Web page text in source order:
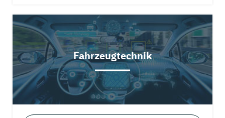
Fahrzeugtechnik